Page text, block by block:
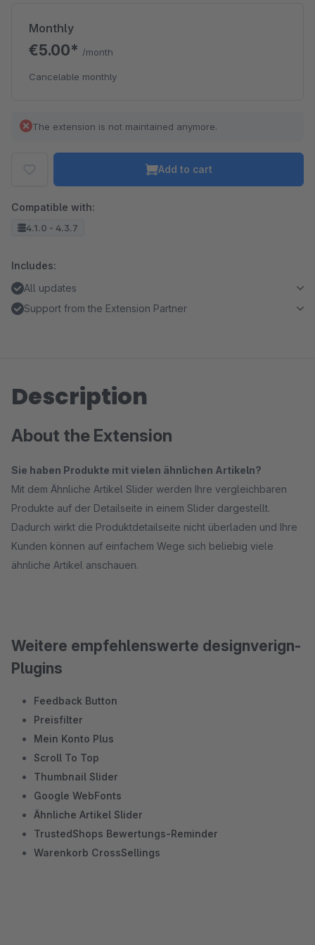
Monthly
€5.00* /month
Cancelable monthly
The extension is not maintained anymore.
Add to cart
Compatible with:
4.1.0 - 4.3.7
Includes:
All updates
Support from the Extension Partner
Description
About the Extension
Sie haben Produkte mit vielen ähnlichen Artikeln?
Mit dem Ähnliche Artikel Slider werden Ihre vergleichbaren
Produkte auf der Detailseite in einem Slider dargestellt.
Dadurch wirkt die Produktdetailseite nicht überladen und Ihre
Kunden können auf einfachem Wege sich beliebig viele
ähnliche Artikel anschauen.
Weitere empfehlenswerte designverign-
Plugins
Feedback Button
Preisfilter
Mein Konto Plus
Scroll To Top
Thumbnail Slider
Google WebFonts
Ähnliche Artikel Slider
TrustedShops Bewertungs-Reminder
Warenkorb CrossSellings